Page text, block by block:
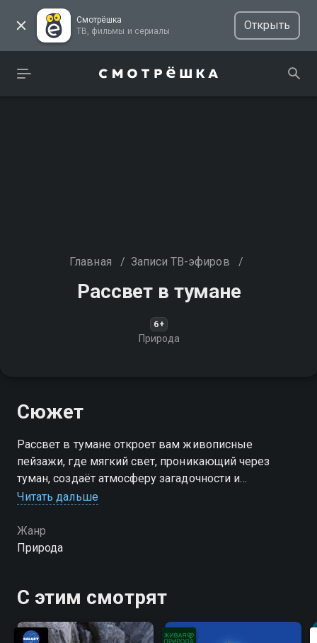
Смотрёшка
ТВ, фильмы и сериалы
Открыть
Главная / Записи ТВ-эфиров /
Рассвет в тумане
6+
Природа
Сюжет
Рассвет в тумане откроет вам живописные
пейзажи, где мягкий свет, проникающий через
туман, создаёт атмосферу загадочности и
уединения, даря моменты умиротворения
Читать дальше
Жанр
Природа
С этим смотрят